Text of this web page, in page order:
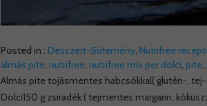
Posted in : Desszert-Sütemény, Nutrifree
almás pite, nutrifree, nutrifree mix per dolci pite,
Almás pite tojásmentes habcsókkal( glutén-,
Dolci150 g zsiradék ( tejmentes margarin,